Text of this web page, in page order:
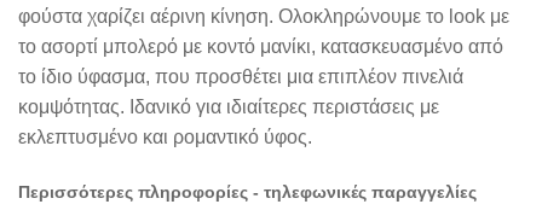
φούστα χαρίζει αέρινη κίνηση. Ολοκληρώνουμε το look με
το ασορτί μπολερό με κοντό μανίκι, κατασκευασμένο από
το ίδιο ύφασμα, που προσθέτει μια επιπλέον πινελιά
κομψότητας. Ιδανικό για ιδιαίτερες περιστάσεις με
εκλεπτυσμένο και ρομαντικό ύφος.
Περισσότερες πληροφορίες - τηλεφωνικές παραγγελίες